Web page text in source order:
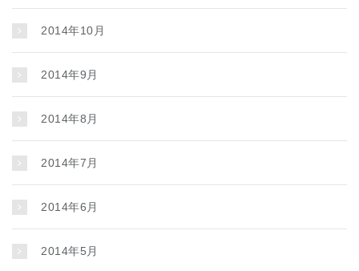
2014年10月
2014年9月
2014年8月
2014年7月
2014年6月
2014年5月